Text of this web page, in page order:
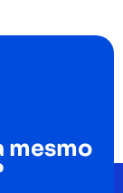
mesmo